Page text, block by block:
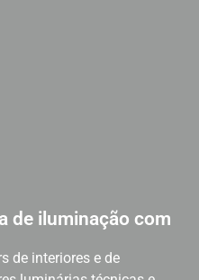
de iluminação com
de interiores e de